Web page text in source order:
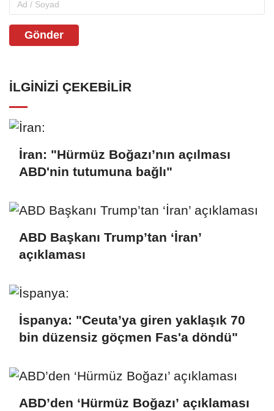
Gönder
İLGINIZI ÇEKEBILIR
İran: "Hürmüz Boğazı’nın açılması
ABD'nin tutumuna bağlı"
ABD Başkanı Trump’tan ‘İran’
açıklaması
İspanya: "Ceuta’ya giren yaklaşık 70
bin düzensiz göçmen Fas'a döndü"
ABD’den ‘Hürmüz Boğazı’ açıklaması